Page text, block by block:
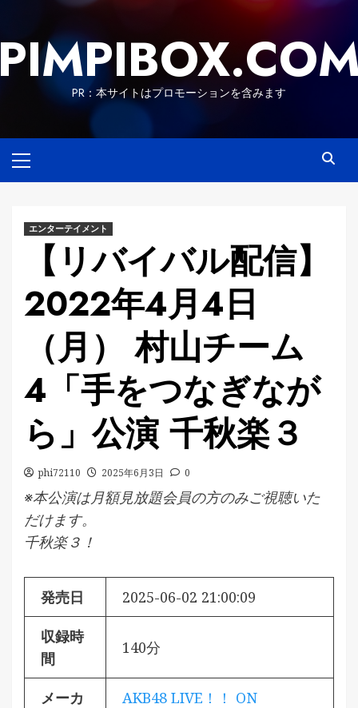
content
PR：本サイトはプロモーションを含みます
Menu
エンターテイメント
【リバイバル配信】
2022年4月4日
（月） 村山チーム
4「手をつなぎなが
ら」公演 千秋楽３
phi72110 2025年6月3日 0
※本公演は月額見放題会員の方のみご視聴いた
だけます。
千秋楽３！
発売日 2025-06-02 21:00:09
収録時
間
140分
メーカ
AKB48 LIVE！！ ON